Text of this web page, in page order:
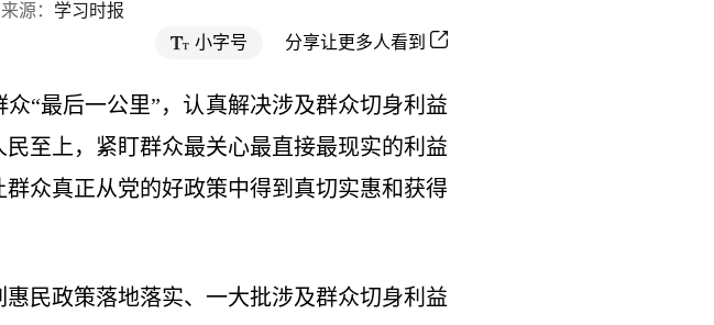
源： 学习时报
小字号
分享让更多人看到
“最后一公里”，认真解决涉及群众切身利益
至上，紧盯群众最关心最直接最现实的利益
众真正从党的好政策中得到真切实惠和获得
民政策落地落实、一大批涉及群众切身利益